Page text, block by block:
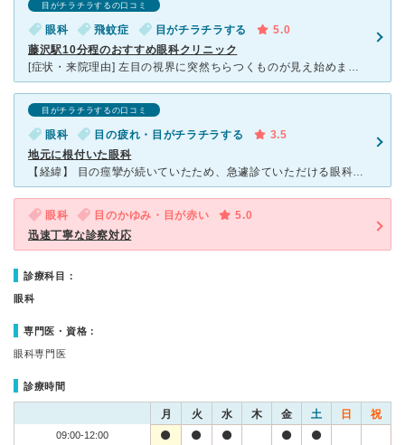
目がチラチラするの口コミ
眼科 飛蚊症 目がチラチラする
5.0
藤沢駅10分程のおすすめ眼科クリニック
[症状・来院理由] 左目の視界に突然ちらつくものが見え始めました。痛みはありませんが、２，３日しても直らず、明らかに異常な状態と思い、簡単な手術設備もあると聞いていた木島眼科クリニックに行きました。
目がチラチラするの口コミ
眼科 目の疲れ・目がチラチラする
3.5
地元に根付いた眼科
【経緯】 目の痙攣が続いていたため、急遽診ていただける眼科を探して木島眼科クリニックさんにたどりつきました。 【電話対応】 症状を伝え初診でも診ていただけないか相談すると快く引き受けてくださ
眼科 目のかゆみ・目が赤い
5.0
迅速丁寧な診察対応
診療科目：
眼科
専門医・資格：
眼科専門医
診療時間
月 火 水 木 金 土 日 祝
09:00-12:00